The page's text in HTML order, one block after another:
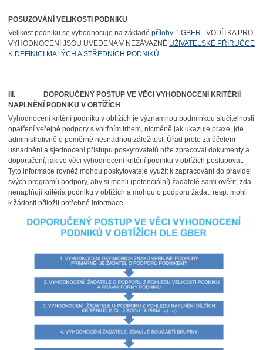
POSUZOVÁNÍ VELIKOSTI PODNIKU
Velikost podniku se vyhodnocuje na základě přílohy 1 GBER . VODÍTKA PRO
VYHODNOCENÍ JSOU UVEDENA V NEZÁVAZNÉ UŽIVATELSKÉ PŘÍRUČCE
K DEFINICI MALÝCH A STŘEDNÍCH PODNIKŮ
III. DOPORUČENÝ POSTUP VE VĚCI VYHODNOCENÍ KRITÉRIÍ
NAPLNĚNÍ PODNIKU V OBTÍŽÍCH
Vyhodnocení kritérií podniku v obtížích je významnou podmínkou slučitelnosti
opatření veřejné podpory s vnitřním trhem, nicméně jak ukazuje praxe, jde
administrativně o poměrně nesnadnou záležitost. Úřad proto za účelem
usnadnění a sjednocení přístupu poskytovatelů níže zpracoval dokumenty a
doporučení, jak ve věci vyhodnocení kritérií podniku v obtížích postupovat.
Tyto informace rovněž mohou poskytovatelé využít k zapracování do pravidel
svých programů podpory, aby si mohli (potenciální) žadatelé sami ověřit, zda
nenaplňují kritéria podniku v obtížích a mohou o podporu žádat, resp. mohli
k žádosti přiložit potřebné informace.